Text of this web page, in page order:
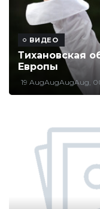
ВИДЕО
Тихановская
Европы
19 AugAugAugAug,